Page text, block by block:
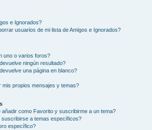
e Ignorados?
usuarios de mi lista de Amigos e Ignorados?
uno o varios foros?
ningún resultado?
una página en blanco?
mis propios mensajes y temas?
añadir como Favorito y suscribirme a un tema?
a temas específicos?
específico?